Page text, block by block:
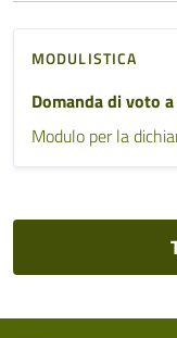
MODULISTICA
Domanda di voto
Modulo per la